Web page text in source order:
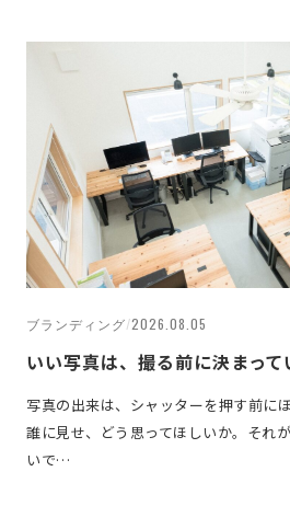
ブランディング/2026.08.05
いい写真は、撮る前に決まって
写真の出来は、シャッターを押す前に
誰に見せ、どう思ってほしいか。それ
いで…